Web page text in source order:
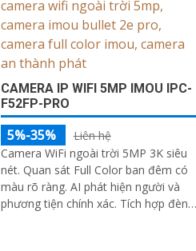
CAMERA IP WIFI 5MP IMOU IPC-
F52FP-PRO
5%-35%
Liên hệ
Camera WiFi ngoài trời 5MP 3K siêu
nét. Quan sát Full Color ban đêm có
màu rõ ràng. AI phát hiện người và
phương tiện chính xác. Tích hợp đèn